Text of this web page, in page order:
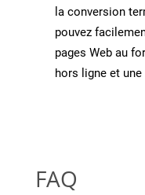
la conversion
pouvez
pages Web au
hors ligne et
FAQ